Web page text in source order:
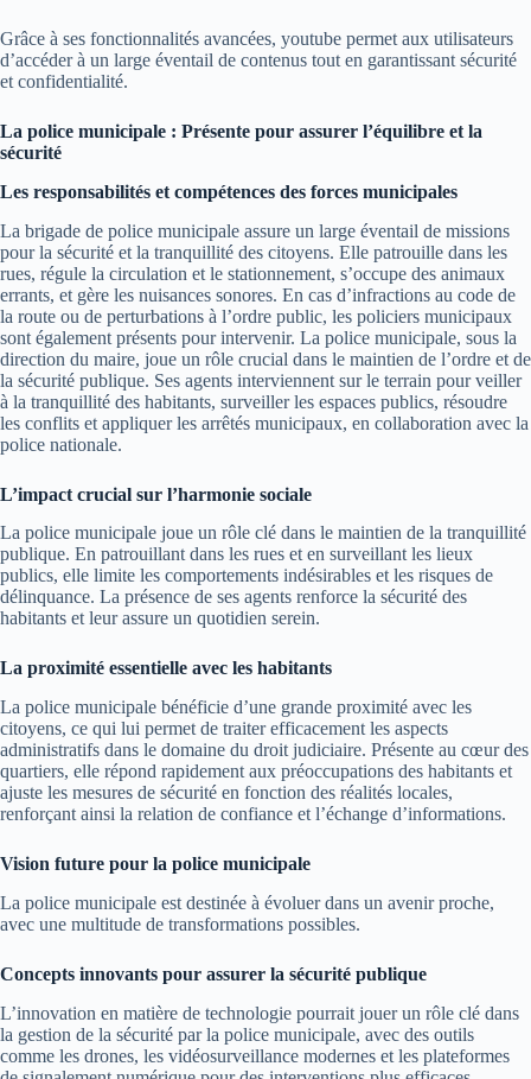
Grâce à ses fonctionnalités avancées, youtube permet aux utilisateurs
d’accéder à un large éventail de contenus tout en garantissant sécurité
et confidentialité.
La police municipale : Présente pour assurer l’équilibre et la
sécurité
Les responsabilités et compétences des forces municipales
La brigade de police municipale assure un large éventail de missions
pour la sécurité et la tranquillité des citoyens. Elle patrouille dans les
rues, régule la circulation et le stationnement, s’occupe des animaux
errants, et gère les nuisances sonores. En cas d’infractions au code de
la route ou de perturbations à l’ordre public, les policiers municipaux
sont également présents pour intervenir. La police municipale, sous la
direction du maire, joue un rôle crucial dans le maintien de l’ordre et de
la sécurité publique. Ses agents interviennent sur le terrain pour veiller
à la tranquillité des habitants, surveiller les espaces publics, résoudre
les conflits et appliquer les arrêtés municipaux, en collaboration avec la
police nationale.
L’impact crucial sur l’harmonie sociale
La police municipale joue un rôle clé dans le maintien de la tranquillité
publique. En patrouillant dans les rues et en surveillant les lieux
publics, elle limite les comportements indésirables et les risques de
délinquance. La présence de ses agents renforce la sécurité des
habitants et leur assure un quotidien serein.
La proximité essentielle avec les habitants
La police municipale bénéficie d’une grande proximité avec les
citoyens, ce qui lui permet de traiter efficacement les aspects
administratifs dans le domaine du droit judiciaire. Présente au cœur des
quartiers, elle répond rapidement aux préoccupations des habitants et
ajuste les mesures de sécurité en fonction des réalités locales,
renforçant ainsi la relation de confiance et l’échange d’informations.
Vision future pour la police municipale
La police municipale est destinée à évoluer dans un avenir proche,
avec une multitude de transformations possibles.
Concepts innovants pour assurer la sécurité publique
L’innovation en matière de technologie pourrait jouer un rôle clé dans
la gestion de la sécurité par la police municipale, avec des outils
comme les drones, les vidéosurveillance modernes et les plateformes